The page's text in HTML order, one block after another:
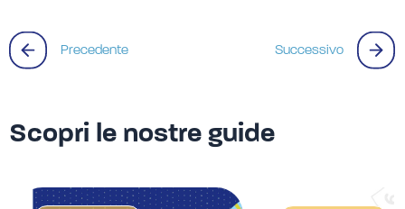
Precedente Successivo
Scopri le nostre guide